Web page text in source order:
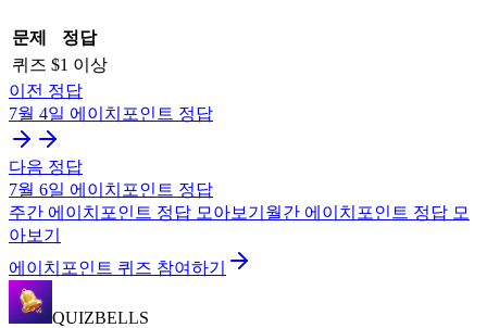
문제
정답
퀴즈 $1 이상
이전 정답
7월 4일 에이치포인트 정답
다음 정답
7월 6일 에이치포인트 정답
주간 에이치포인트 정답 모아보기 월간 에이치포인트 정답 모
아보기
에이치포인트 퀴즈 참여하기
QUIZBELLS